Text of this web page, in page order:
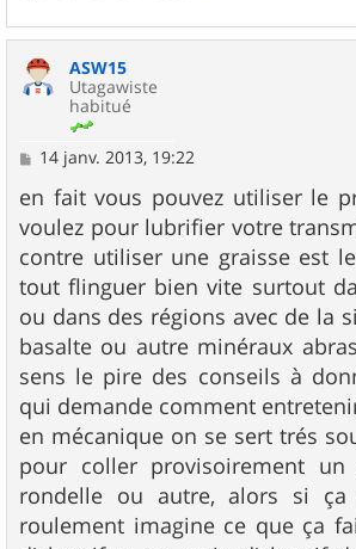
ASW15
Utagawiste
habitué
M
s
s
a
g
e
14 janv. 2013, 19:22
en fait vous pouvez utiliser le
voulez pour lubrifier votre
contre utiliser une graisse est
tout flinguer bien vite surtout
ou dans des régions avec de la
basalte ou autre minéraux
sens le pire des conseils à
qui demande comment
en mécanique on se sert trés
pour coller provisoirement un
rondelle ou autre, alors si
roulement imagine ce que ça